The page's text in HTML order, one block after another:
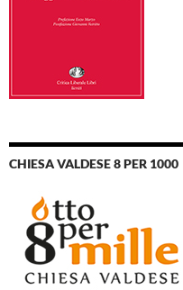
CHIESA VALDESE 8 PER 1000